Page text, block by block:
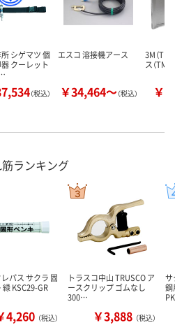
シゲマツ 個
クーレット
（税込）
エスコ 溶接機アース
￥34,464～（税込）
3M（TM
ス（TM
￥
ランキング
パス サクラ 固
KSC29-GR
4,260 （税込）
トラスコ中山 TRUSCO ア
ースクリップ ゴムなし
300…
￥3,888 （税込）
サ
鋼